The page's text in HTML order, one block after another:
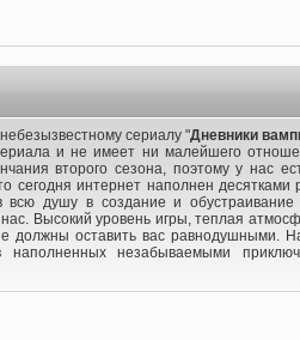
сериалу "Дневники
и не имеет ни малейшего
второго сезона, поэтому у нас
интернет наполнен десятками
душу в создание и обустраивание
Высокий уровень игры, теплая
должны оставить вас равнодушными.
незабываемыми